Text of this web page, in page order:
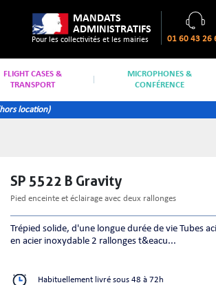
MANDATS
ADMINISTRATIFS
Pour les collectivités et les mairies 01 60 43 26
FLIGHT CASES &
TRANSPORT
MICROPHONES &
CONFÉRENCE
location)
SP 5522 B Gravity
pied enceinte et éclairage avec deux rallonges
Trépied solide, d'une longue durée de vie Tubes
en acier inoxydable 2 rallonges t&eacu...
Habituellement livré sous 48 à 72h